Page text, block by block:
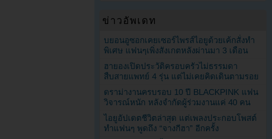
ข่าวอัพเดท
บยอนอูซอกเคยเซอร์ไพรส์ไอยูด้วยเค้กสั่งทำ
พิเศษ แฟนๆเพิ่งสังเกตหลังผ่านมา 3 เดือน
ฮายองเปิดประวัติครอบครัวไม่ธรรมดา
สืบสายแพทย์ 4 รุ่น แต่ไม่เคยคิดเดินตามรอย
ดราม่างานครบรอบ 10 ปี BLACKPINK แฟน
วิจารณ์หนัก หลังจำกัดผู้ร่วมงานแค่ 40 คน
ไอยูอัปเดตชีวิตล่าสุด แต่เพลงประกอบโพสต์
ทำแฟนๆ พูดถึง “จางกีฮา” อีกครั้ง